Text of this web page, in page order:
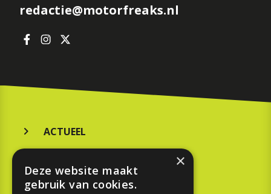
redactie@motorfreaks.nl
ACTUEEL
KOOPGIDS
×
Deze website maakt
gebruik van cookies.